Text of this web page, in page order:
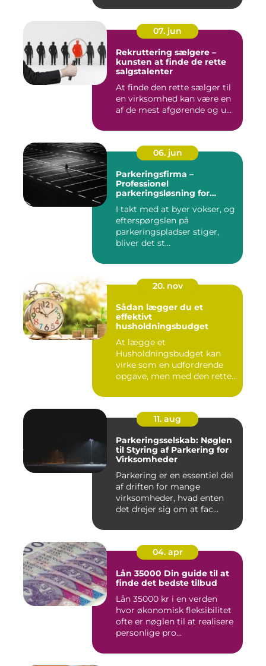
07. jun
Rekruttering sælgere –
kunsten at finde de rette
salgstalenter
At finde den rette sælger til
en virksomhed kan være en
af de mest afgørende og u...
06. jun
Parkeringsfirma –
Professionel
parkeringsløsning for
I takt med at byer vokser, og
efterspørgslen på
parkeringspladser stiger,
bliver det st...
20. nov
Sådan lægger du et
effektivt
husholdningsbudget
At lægge et
Husholdningsbudget kan
virke som en udfordrende
opgave, men med den rette
11. aug
Parkeringsselskab: Nøglen
til Styring af Parkering for
Virksomheder
Parkering er en essentiel del
af driften for mange
virksomheder, hvad enten
det drejer sig om at fac...
04. apr
Lån 35000 Din guide til at
finde det bedste tilbud
Lån 35000 kr i en verden
hvor økonomisk fleksibilitet
ofte er nøglen til at realisere
personlige pro...